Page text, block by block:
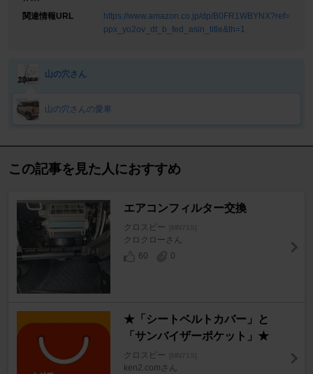
関連情報URL
https://www.amazon.co.jp/dp/B0FR1WBYNX?ref=
ppx_yo2ov_dt_b_fed_asin_title&th=1
山の穴さん
山の穴さんの愛車
この記事を見た人におすすめ
エアコンフィルター交換
クロスビー [MN71S]
クロクローさん
60
0
★「シートベルトカバー」と
「サンバイザーポケット」★
クロスビー [MN71S]
ken2.comさん